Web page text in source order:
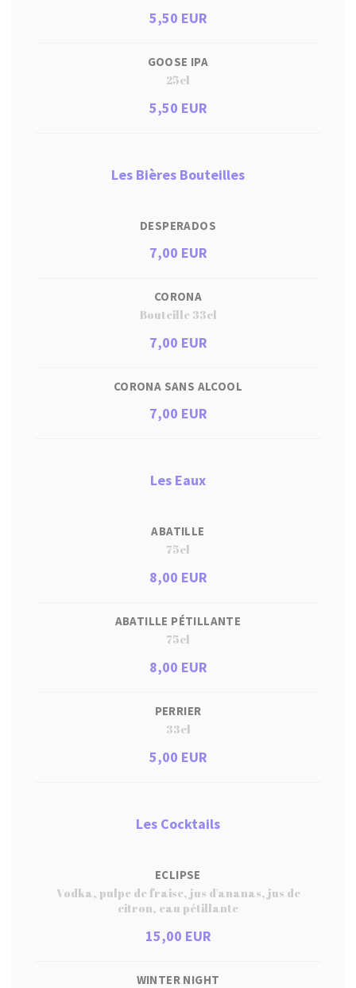
5,50 EUR
GOOSE IPA
25cl
5,50 EUR
Les Bières Bouteilles
DESPERADOS
7,00 EUR
CORONA
Bouteille 33cl
7,00 EUR
CORONA SANS ALCOOL
7,00 EUR
Les Eaux
ABATILLE
75cl
8,00 EUR
ABATILLE PÉTILLANTE
75cl
8,00 EUR
PERRIER
33cl
5,00 EUR
Les Cocktails
ECLIPSE
Vodka, pulpe de fraise, jus d'ananas, jus de
citron, eau pétillante
15,00 EUR
WINTER NIGHT